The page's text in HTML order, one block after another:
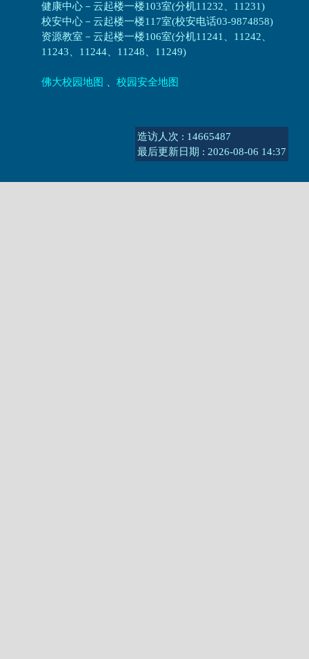
健康中心－ 云起楼一楼103室(分机11232、11231)
校安中心－ 云起楼一楼117室(校安电话03-9874858)
资源教室 － 云起楼一楼106室(分机11241、11242、
11243、11244、11248、11249)
佛大校园地图 校园安全地图
造访人次 : 14665487
最后更新日期 : 2026-08-06 14:37